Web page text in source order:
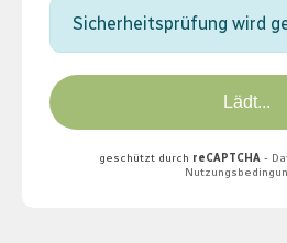
Sicherheitsprüfung wird
Lädt...
geschützt durch reCAPTCHA -